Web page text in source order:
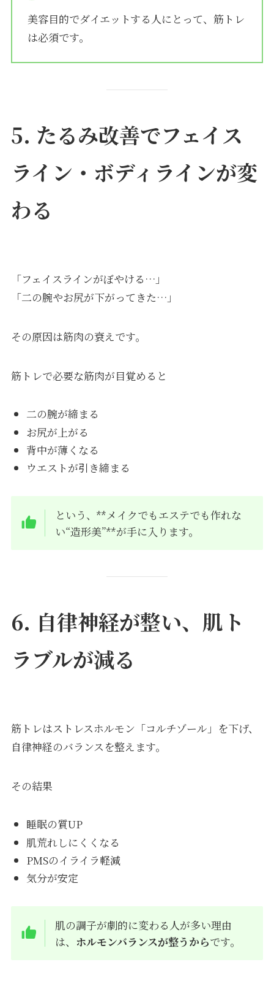
美容目的でダイエットする人にとって、筋トレ
は必須です。
5. たるみ改善でフェイス
ライン・ボディラインが変
わる
「フェイスラインがぼやける…」
「二の腕やお尻が下がってきた…」
その原因は筋肉の衰えです。
筋トレで必要な筋肉が目覚めると
二の腕が締まる
お尻が上がる
背中が薄くなる
ウエストが引き締まる
という、**メイクでもエステでも作れな
い“造形美”**が手に入ります。
6. 自律神経が整い、肌ト
ラブルが減る
筋トレはストレスホルモン「コルチゾール」を下げ、
自律神経のバランスを整えます。
その結果
睡眠の質UP
肌荒れしにくくなる
PMSのイライラ軽減
気分が安定
肌の調子が劇的に変わる人が多い理由
は、 ホルモンバランスが整うからです。